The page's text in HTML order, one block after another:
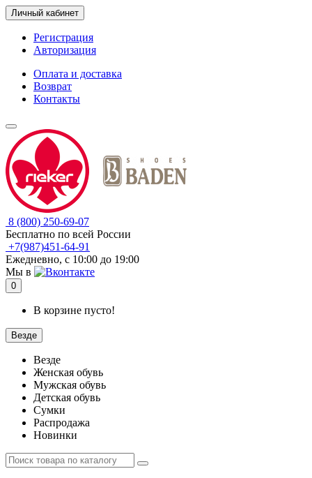
Личный кабинет
Регистрация
Авторизация
Оплата и доставка
Возврат
Контакты
8 (800) 250-69-07
Бесплатно по всей России
+7(987)451-64-91
Ежедневно, с 10:00 до 19:00
Мы в
0
В корзине пусто!
Везде
Везде
Женская обувь
Мужская обувь
Детская обувь
Сумки
Распродажа
Новинки